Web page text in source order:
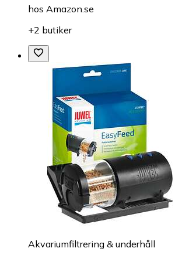
hos Amazon.se
+2 butiker
Akvariumfiltrering & underhåll